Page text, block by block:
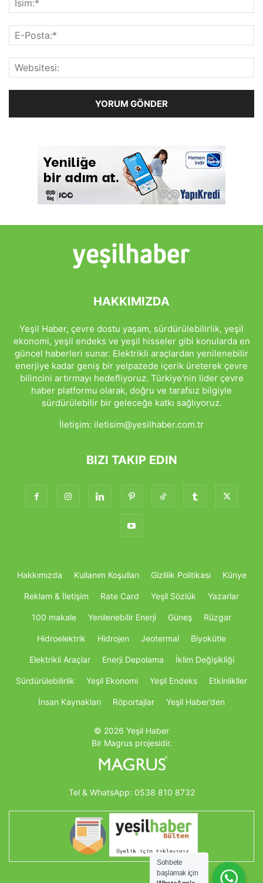
HAKKIMIZDA
Yeşil Haber, çevre dostu yaşam, sürdürülebilirlik, yeşil
ekonomi, yeşil endeks ve yeşil hisseler gibi konularda en
güncel haberleri sunar. Elektrikli araçlardan yenilenebilir
enerjiye kadar geniş bir yelpazede içerik üreterek çevre
bilincini artırmayı hedefliyoruz. Türkiye'nin lider çevre
haber platformu olarak, doğru ve tarafsız bilgiyle
sürdürülebilir bir geleceğe katkı sağlıyoruz.
İletişim: iletisim@yesilhaber.com.tr
BIZI TAKIP EDIN
Hakkımızda Kullanım Koşulları Gizlilik Politikası Künye
Reklam & İletişim Rate Card Yeşil Sözlük Yazarlar
100 makale Yenilenebilir Enerji Güneş Rüzgar
Hidroelektrik Hidrojen Jeotermal Biyokütle
Elektrikli Araçlar Enerji Depolama İklim Değişikliği
Sürdürülebilirlik Yeşil Ekonomi Yeşil Endeks Etkinlikller
İnsan Kaynakları Röportajlar Yeşil Haber’den
© 2026 Yeşil Haber
Bir Magrus projesidir.
Tel & WhatsApp: 0538 810 8732
Sohbete
başlamak için